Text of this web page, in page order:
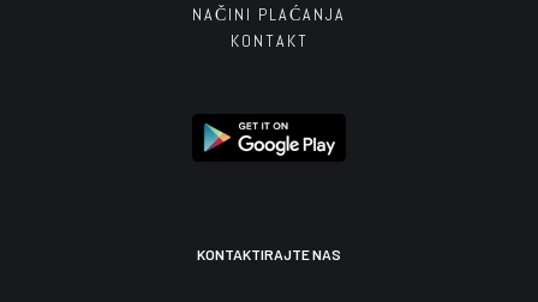
NAČINI PLAĆANJA
KONTAKT
KONTAKTIRAJTE NAS